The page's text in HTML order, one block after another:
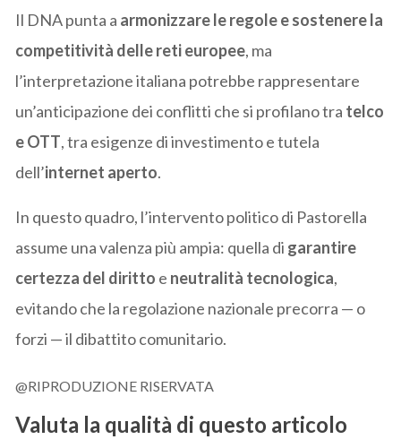
Il DNA punta a armonizzare le regole e sostenere la
competitività delle reti europee, ma
l’interpretazione italiana potrebbe rappresentare
un’anticipazione dei conflitti che si profilano tra telco
e OTT, tra esigenze di investimento e tutela
dell’internet aperto.
In questo quadro, l’intervento politico di Pastorella
assume una valenza più ampia: quella di garantire
certezza del diritto e neutralità tecnologica,
evitando che la regolazione nazionale precorra — o
forzi — il dibattito comunitario.
@RIPRODUZIONE RISERVATA
Valuta la qualità di questo articolo